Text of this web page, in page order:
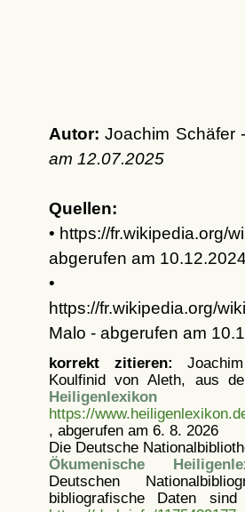
Autor: Joachim Schäfer -
am 12.07.2025
Quellen:
• https://fr.wikipedia.org/
abgerufen am 10.12.2024
•
https://fr.wikipedia.org/
Malo - abgerufen am
korrekt zitieren:
Koulfinid von Aleth, aus
Heiligenlexikon
https://
, abgerufen am 6. 8. 2026
Die Deutsche
Ökumenische
Deutschen
bibliografische Daten